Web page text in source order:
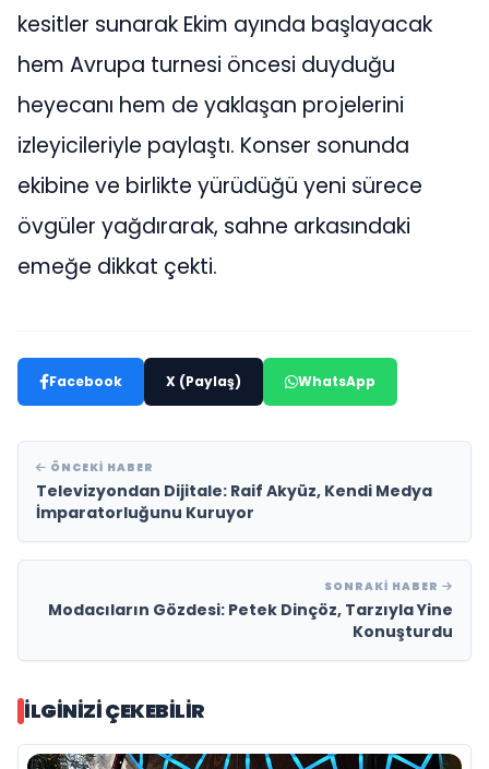
kesitler sunarak Ekim ayında başlayacak
hem Avrupa turnesi öncesi duyduğu
heyecanı hem de yaklaşan projelerini
izleyicileriyle paylaştı. Konser sonunda
ekibine ve birlikte yürüdüğü yeni sürece
övgüler yağdırarak, sahne arkasındaki
emeğe dikkat çekti.
Facebook X (Paylaş) WhatsApp
ÖNCEKI HABER
Televizyondan Dijitale: Raif Akyüz, Kendi Medya
İmparatorluğunu Kuruyor
SONRAKI HABER
Modacıların Gözdesi: Petek Dinçöz, Tarzıyla Yine
Konuşturdu
İLGINIZI ÇEKEBILIR